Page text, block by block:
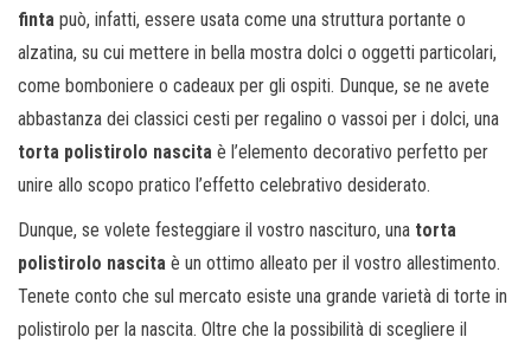
finta può, infatti, essere usata come una struttura portante o
alzatina, su cui mettere in bella mostra dolci o oggetti particolari,
come bomboniere o cadeaux per gli ospiti. Dunque, se ne avete
abbastanza dei classici cesti per regalino o vassoi per i dolci, una
torta polistirolo nascita è l’elemento decorativo perfetto per
unire allo scopo pratico l’effetto celebrativo desiderato.
Dunque, se volete festeggiare il vostro nascituro, una torta
polistirolo nascita è un ottimo alleato per il vostro allestimento.
Tenete conto che sul mercato esiste una grande varietà di torte in
polistirolo per la nascita. Oltre che la possibilità di scegliere il